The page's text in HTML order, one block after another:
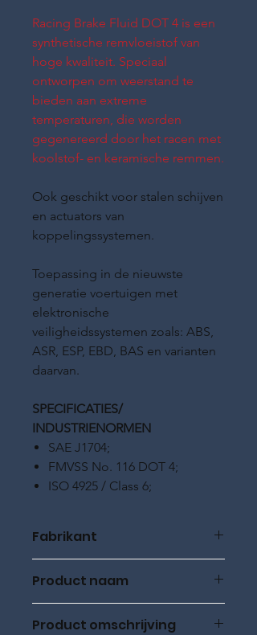
Racing Brake Fluid DOT 4 is een
synthetische remvloeistof van
hoge kwaliteit. Speciaal
ontworpen om weerstand te
bieden aan extreme
temperaturen, die worden
gegenereerd door het racen met
koolstof- en keramische remmen.
Ook geschikt voor stalen schijven
en actuators van
koppelingssystemen.
Toepassing in de nieuwste
generatie voertuigen met
elektronische
veiligheidssystemen zoals: ABS,
ASR, ESP, EBD, BAS en varianten
daarvan.
SPECIFICATIES/
INDUSTRIENORMEN
SAE J1704;
FMVSS No. 116 DOT 4;
ISO 4925 / Class 6;
Fabrikant
Product naam
Product omschrijving